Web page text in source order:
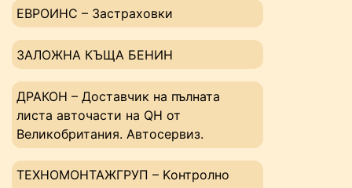
ЕВРОИНС – Застраховки
ЗАЛОЖНА КЪЩА БЕНИН
ДРАКОН – Доставчик на пълната
листа авточасти на QH от
Великобритания. Автосервиз.
ТЕХНОМОНТАЖГРУП – Kонтролно